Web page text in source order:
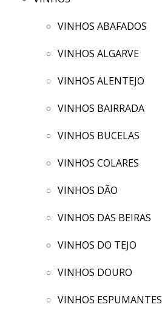
VINHOS ABAFADOS
VINHOS ALGARVE
VINHOS ALENTEJO
VINHOS BAIRRADA
VINHOS BUCELAS
VINHOS COLARES
VINHOS DÃO
VINHOS DAS BEIRAS
VINHOS DO TEJO
VINHOS DOURO
VINHOS ESPUMANTES